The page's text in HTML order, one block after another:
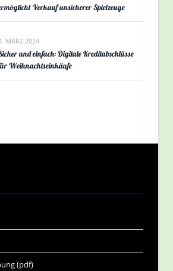
Verkauf unsicherer Spielzeuge
MÄRZ 2024
und einfach: Digitale Kreditabschlüsse
Weihnachtseinkäufe
(pdf)